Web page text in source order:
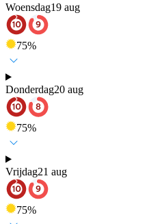
Woensdag19 aug
75%
Donderdag20 aug
75%
Vrijdag21 aug
75%